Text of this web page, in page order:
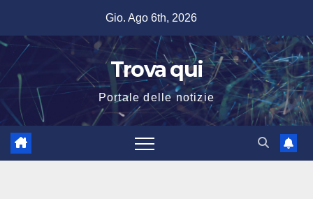
contenuto
Gio. Ago 6th, 2026
Trova qui
Portale delle notizie